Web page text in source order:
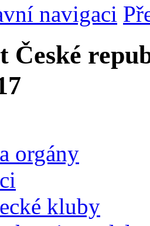
navigaci
České
orgány
kluby